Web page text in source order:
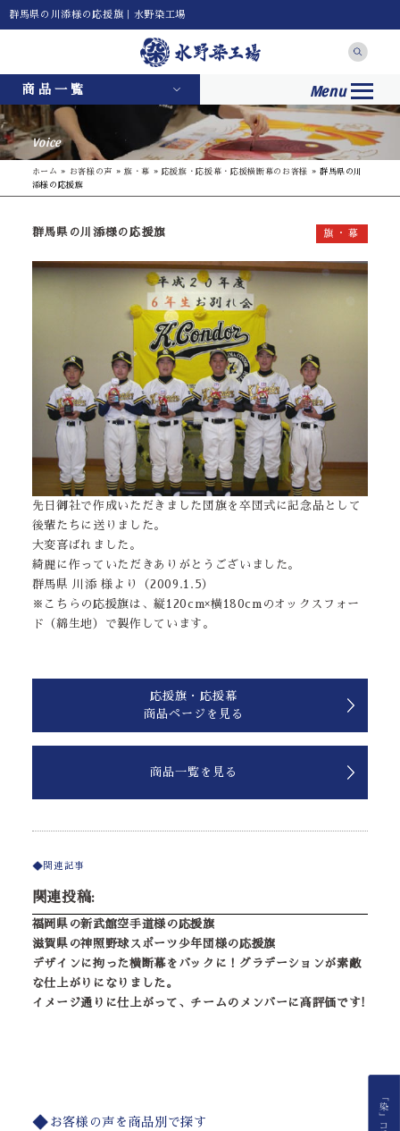
群馬県の川添様の応援旗｜水野染工場
商品一覧 Menu
Voice
ホーム » お客様の声 » 旗・幕 » 応援旗・応援幕・応援横断幕のお客様 » 群馬県の川
添様の応援旗
群馬県の川添様の応援旗 旗・幕
先日御社で作成いただきました団旗を卒団式に記念品として
後輩たちに送りました。
大変喜ばれました。
綺麗に作っていただきありがとうございました。
群馬県 川添 様より（2009.1.5）
※こちらの応援旗は、縦120cm×横180cmのオックスフォー
ド（綿生地）で製作しています。
商品一覧を見る
応援旗・応援幕
商品ページを見る
関連記事
関連投稿:
福岡県の新武館空手道様の応援旗
滋賀県の神照野球スポーツ少年団様の応援旗
デザインに拘った横断幕をバックに！グラデーションが素敵
な仕上がりになりました。
イメージ通りに仕上がって、チームのメンバーに高評価です!
お客様の声を商品別で探す